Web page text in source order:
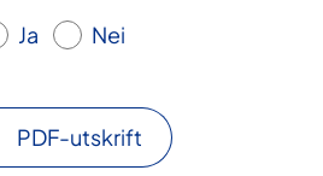
Ja Nei
PDF-utskrift